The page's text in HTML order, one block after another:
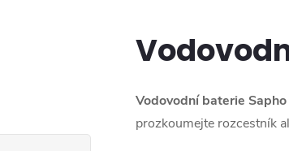
Vodovodní baterie
prozkoumejte rozcestník